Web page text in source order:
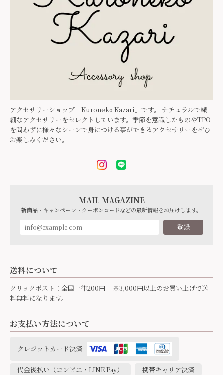
アクセサリーショップ「Kuroneko Kazari」です。 ナチュラルで繊
細なアクセサリーをセレクトしています。季節を意識したものやTPO
を問わずに様々なシーンで身につける事ができるアクセサリーをぜひ
お楽しみください。
MAIL MAGAZINE
新商品・キャンペーン・クーポンコードなどの最新情報をお届けします。
登録
送料について
クリックポスト：全国一律200円 ※3,000円以上のお買い上げで送
料無料になります。
お支払い方法について
クレジットカード決済
代金後払い（コンビニ・LINE Pay）
携帯キャリア決済